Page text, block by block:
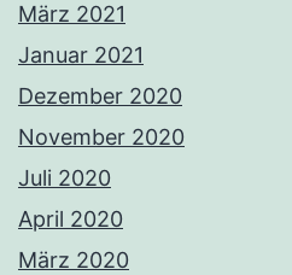
März 2021
Januar 2021
Dezember 2020
November 2020
Juli 2020
April 2020
März 2020